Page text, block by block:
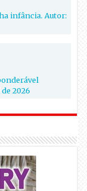
infância. Autor:
2026